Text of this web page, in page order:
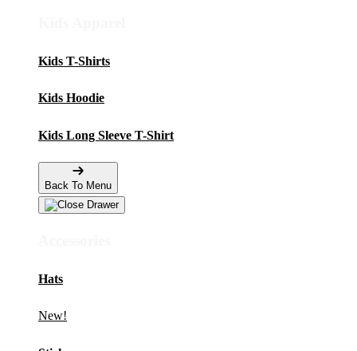
Kids T-Shirts
Kids Hoodie
Kids Long Sleeve T-Shirt
Back To Menu
Hats
New!